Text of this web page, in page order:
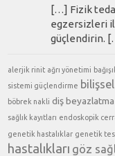
[…] Fizik
egzersizleri
güçlendirin.
alerjik rinit ağrı yönetimi
sistemi güçlendirme
böbrek nakli diş beyazlatma
sağlık kayıtları endoskopik
genetik hastalıklar genetik
hastalıkları göz